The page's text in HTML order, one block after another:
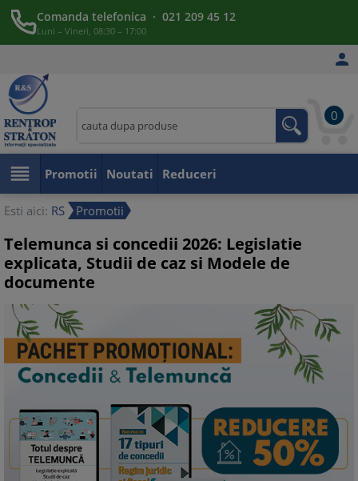
Comanda telefonica · 021 209 45 12
Luni – Vineri, 08:30 – 17:00

0
 Promotii Noutati Reduceri
Esti aici: RS Promotii
Telemunca si concedii 2026: Legislatie
explicata, Studii de caz si Modele de
documente